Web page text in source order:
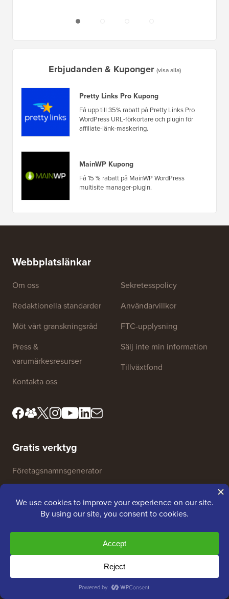
Erbjudanden & Kuponger (visa alla)
Pretty Links Pro Kupong
Få upp till 35% rabatt på Pretty Links Pro
WordPress URL-förkortare och plugin för
affiliate-länk-maskering.
MainWP Kupong
Få 15 % rabatt på MainWP WordPress
multisite manager-plugin.
Webbplatslänkar
Om oss
Redaktionella standarder
Möt vårt granskningsråd
Press &
varumärkesresurser
Kontakta oss
Sekretesspolicy
Användarvillkor
FTC-upplysning
Sälj inte min information
Tillväxtfond
Gratis verktyg
Företagsnamnsgenerator
SEO Nyckelordsgenerator
Rubrik-analysator
Webbplats SEO-analysator
27+ gratis företagsverktyg